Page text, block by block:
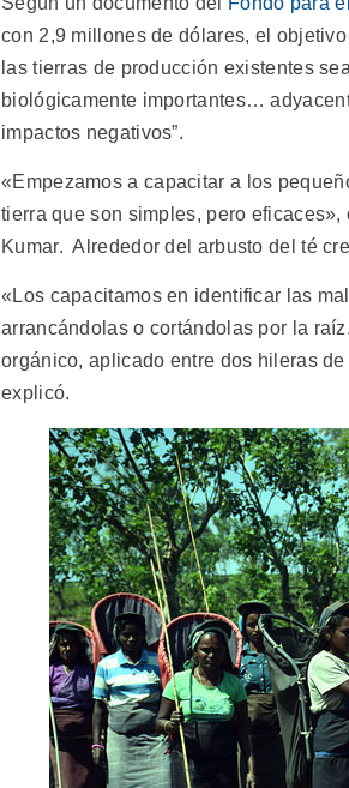
con 2,9 millones de dólares, el
las tierras de producción existentes
biológicamente importantes…
impactos negativos”.
«Empezamos a capacitar a los
tierra que son simples, pero
Kumar. Alrededor del arbusto del té
«Los capacitamos en identificar las
arrancándolas o cortándolas por la
orgánico, aplicado entre dos hileras
explicó.